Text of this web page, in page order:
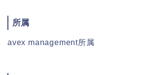
所属
avex management所属